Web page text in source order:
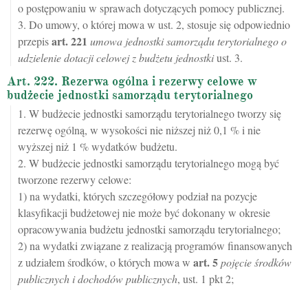
o postępowaniu w sprawach dotyczących pomocy publicznej.
3. Do umowy, o której mowa w ust. 2, stosuje się odpowiednio
przepisart.221 umowa jednostki samorządu terytorialnego o
udzielenie dotacji celowej z budżetu jednostkiust. 3.
Art. 222. Rezerwa ogólna i rezerwy celowe w
budżecie jednostki samorządu terytorialnego
1. W budżecie jednostki samorządu terytorialnego tworzy się
rezerwę ogólną, w wysokości nie niższej niż 0,1 % i nie
wyższej niż 1 % wydatków budżetu.
2. W budżecie jednostki samorządu terytorialnego mogą być
tworzone rezerwy celowe:
1) na wydatki, których szczegółowy podział na pozycje
klasyfikacji budżetowej nie może być dokonany w okresie
opracowywania budżetu jednostki samorządu terytorialnego;
2) na wydatki związane z realizacją programów finansowanych
z udziałem środków, o których mowa w art.5pojęcie środków
publicznych i dochodów publicznych, ust. 1 pkt 2;